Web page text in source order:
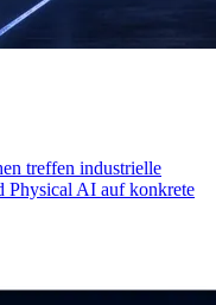
treffen industrielle
Physical AI auf konkrete